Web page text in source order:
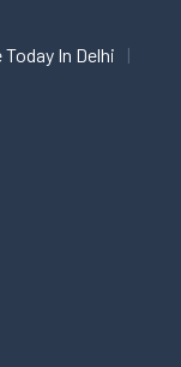
Today In Delhi